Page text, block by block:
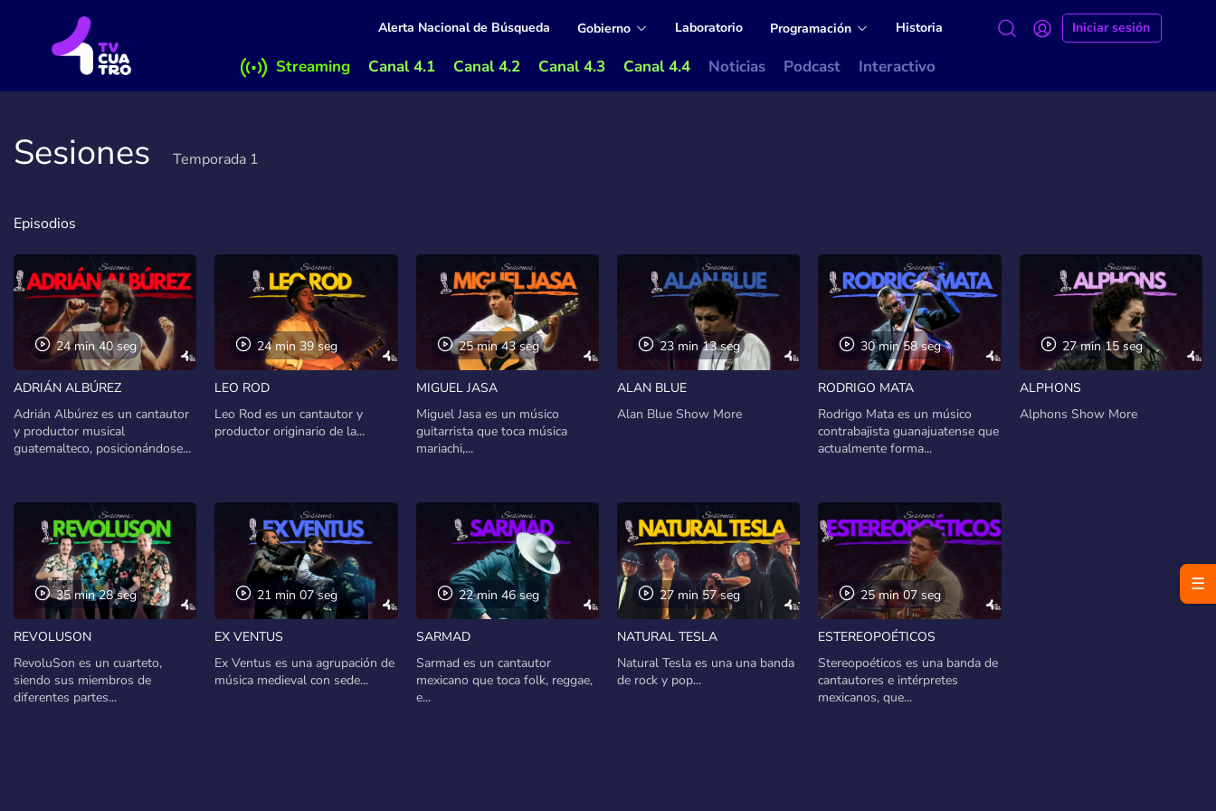
Alerta Nacional de Búsqueda Gobierno Laboratorio Programación Historia Iniciar sesión
Streaming Canal 4.1 Canal 4.2 Canal 4.3 Canal 4.4 Noticias Podcast Interactivo
Sesiones Temporada 1
Episodios
24 min 40 seg
ADRIÁN ALBÚREZ
Adrián Albúrez es un cantautor
y productor musical
guatemalteco, posicionándose...
24 min 39 seg
LEO ROD
Leo Rod es un cantautor y
productor originario de la...
25 min 43 seg
MIGUEL JASA
Miguel Jasa es un músico
guitarrista que toca música
mariachi,...
23 min 13 seg
ALAN BLUE
Alan Blue Show More
30 min 58 seg
RODRIGO MATA
Rodrigo Mata es un músico
contrabajista guanajuatense que
actualmente forma...
27 min 15 seg
ALPHONS
Alphons Show More
35 min 28 seg
REVOLUSON
RevoluSon es un cuarteto,
siendo sus miembros de
diferentes partes...
21 min 07 seg
EX VENTUS
Ex Ventus es una agrupación de
música medieval con sede...
22 min 46 seg
SARMAD
Sarmad es un cantautor
mexicano que toca folk, reggae,
e...
27 min 57 seg
NATURAL TESLA
Natural Tesla es una una banda
de rock y pop...
25 min 07 seg
ESTEREOPOÉTICOS
Stereopoéticos es una banda de
cantautores e intérpretes
mexicanos, que...
☰